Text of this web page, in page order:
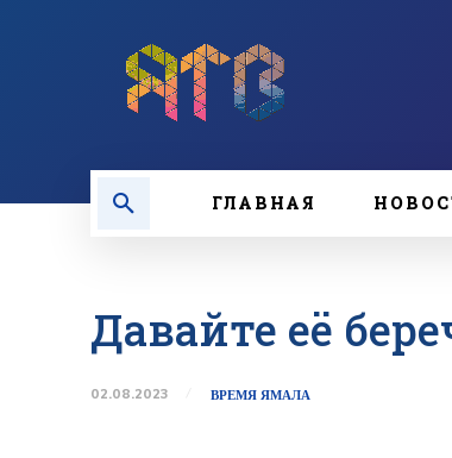
ГЛАВНАЯ
Давайте её
02.08.2023 ВРЕМЯ ЯМАЛА